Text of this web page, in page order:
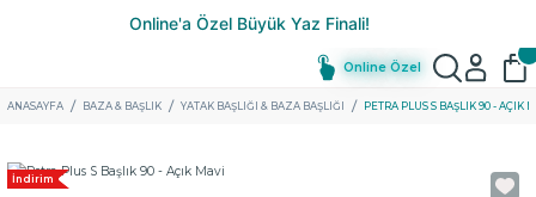
Online Özel
ANASAYFA BAZA & BAŞLIK YATAK BAŞLIĞI & BAZA BAŞLIĞI PETRA PLUS S BAŞLIK 90 - AÇIK
İndirim